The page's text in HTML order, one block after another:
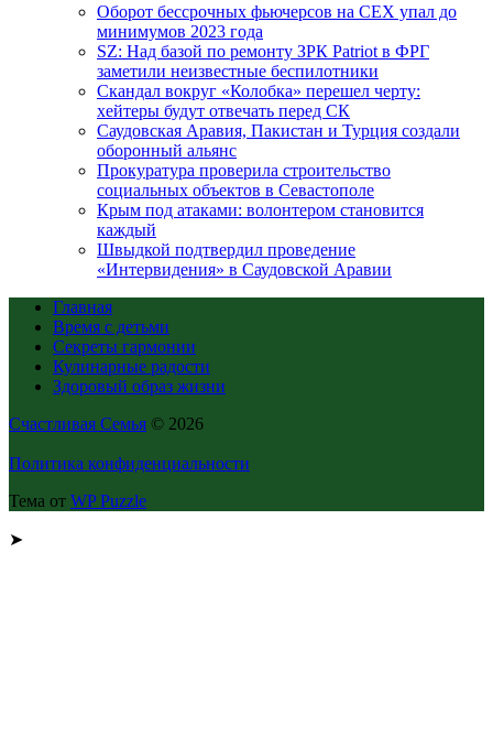
Оборот бессрочных фьючерсов на CEX упал до
минимумов 2023 года
SZ: Над базой по ремонту ЗРК Patriot в ФРГ
заметили неизвестные беспилотники
Скандал вокруг «Колобка» перешел черту:
хейтеры будут отвечать перед СК
Саудовская Аравия, Пакистан и Турция создали
оборонный альянс
Прокуратура проверила строительство
социальных объектов в Севастополе
Крым под атаками: волонтером становится
каждый
Швыдкой подтвердил проведение
«Интервидения» в Саудовской Аравии
Главная
Время с детьми
Секреты гармонии
Кулинарные радости
Здоровый образ жизни
Счастливая Семья © 2026
Политика конфиденциальности
Тема от WP Puzzle
➤